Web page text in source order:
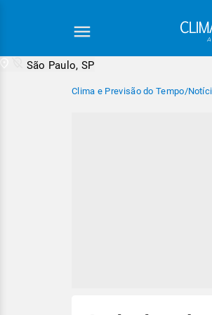
São Paulo, SP
Clima e Previsão do Tempo/